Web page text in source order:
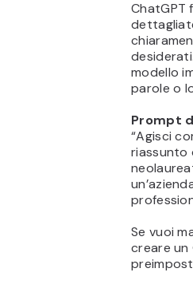
ChatGPT
modello
parole o
Prompt
“Agisci
riassunto
Se vuoi
creare un